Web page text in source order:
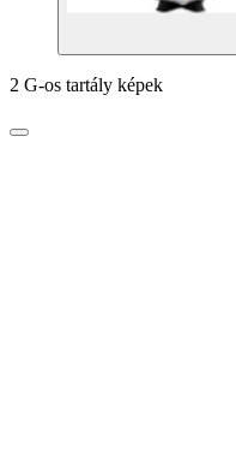
2 G-os tartály képek